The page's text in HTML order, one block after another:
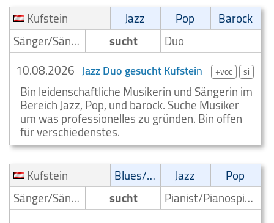
Kufstein
Jazz Pop
Barock
Sänger/Sängerin
sucht
Duo
10.08.2026 Jazz Duo gesucht Kufstein +voc si
Bin leidenschaftliche Musikerin und Sängerin im
Bereich Jazz, Pop, und barock. Suche Musiker
um was professionelles zu gründen. Bin offen
für verschiedenstes.
Kufstein
Blues/Swing Jazz
Pop
Sänger/Sängerin
sucht
Pianist/Pianospieler